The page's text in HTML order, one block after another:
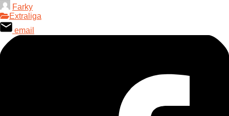
Farky
Extraliga
email